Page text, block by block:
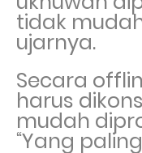
tidak
ujarnya.
Secara
harus
mudah
“Yang